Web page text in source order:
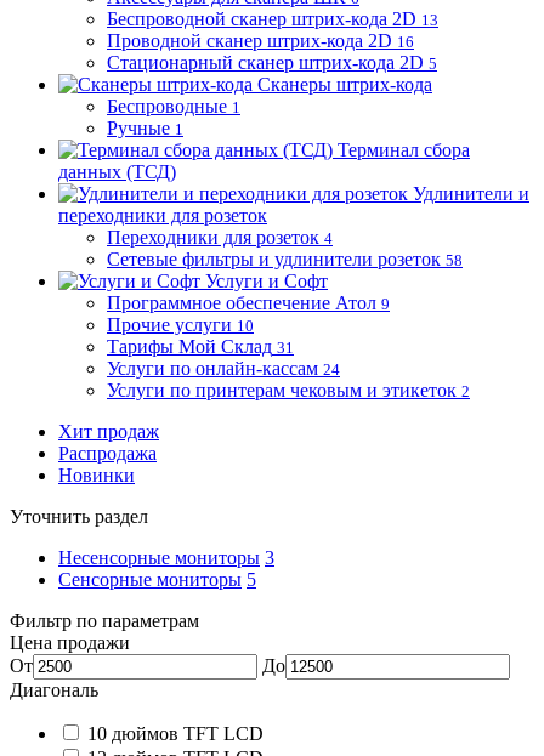
Беспроводной сканер штрих-кода 2D 13
Проводной сканер штрих-кода 2D 16
Стационарный сканер штрих-кода 2D 5
Сканеры штрих-кода
Беспроводные 1
Ручные 1
Терминал сбора
данных (ТСД)
Удлинители и
переходники для розеток
Переходники для розеток 4
Сетевые фильтры и удлинители розеток 58
Услуги и Софт
Программное обеспечение Атол 9
Прочие услуги 10
Тарифы Мой Склад 31
Услуги по онлайн-кассам 24
Услуги по принтерам чековым и этикеток 2
Хит продаж
Распродажа
Новинки
Уточнить раздел
Несенсорные мониторы 3
Сенсорные мониторы 5
Фильтр по параметрам
Цена продажи
От
До
Диагональ
10 дюймов TFT LCD